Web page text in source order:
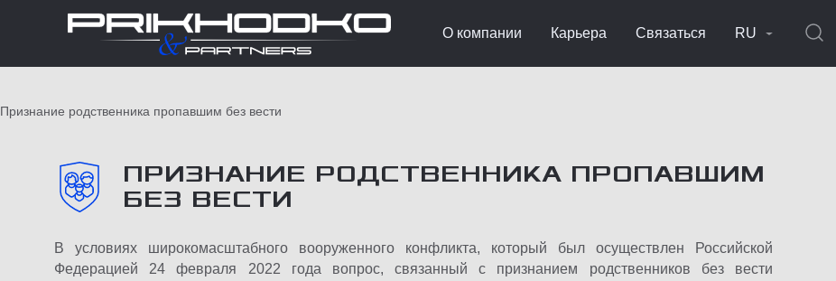
О компании Карьера Связаться RU
Признание родственника пропавшим без вести
ПРИЗНАНИЕ РОДСТВЕННИКА ПРОПАВШИМ
БЕЗ ВЕСТИ
В условиях широкомасштабного вооруженного конфликта, который был осуществлен Российской
Федерацией 24 февраля 2022 года вопрос, связанный с признанием родственников без вести